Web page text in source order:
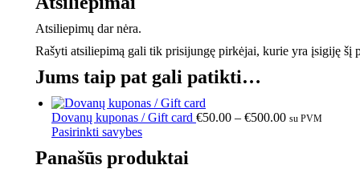
Atsiliepimų dar nėra.
Rašyti atsiliepimą gali tik prisijungę pirkėjai, kurie yra įsigiję šį
Jums taip pat gali patikti…
Dovanų kuponas / Gift card €50.00 – €500.00 su PVM
Pasirinkti savybes
Panašūs produktai